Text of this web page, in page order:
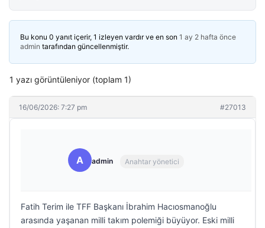
Bu konu 0 yanıt içerir, 1 izleyen vardır ve en son 1 ay 2 hafta önce
admin tarafından güncellenmiştir.
1 yazı görüntüleniyor (toplam 1)
16/06/2026: 7:27 pm #27013
A admin Anahtar yönetici
Fatih Terim ile TFF Başkanı İbrahim Hacıosmanoğlu
arasında yaşanan milli takım polemiği büyüyor. Eski milli